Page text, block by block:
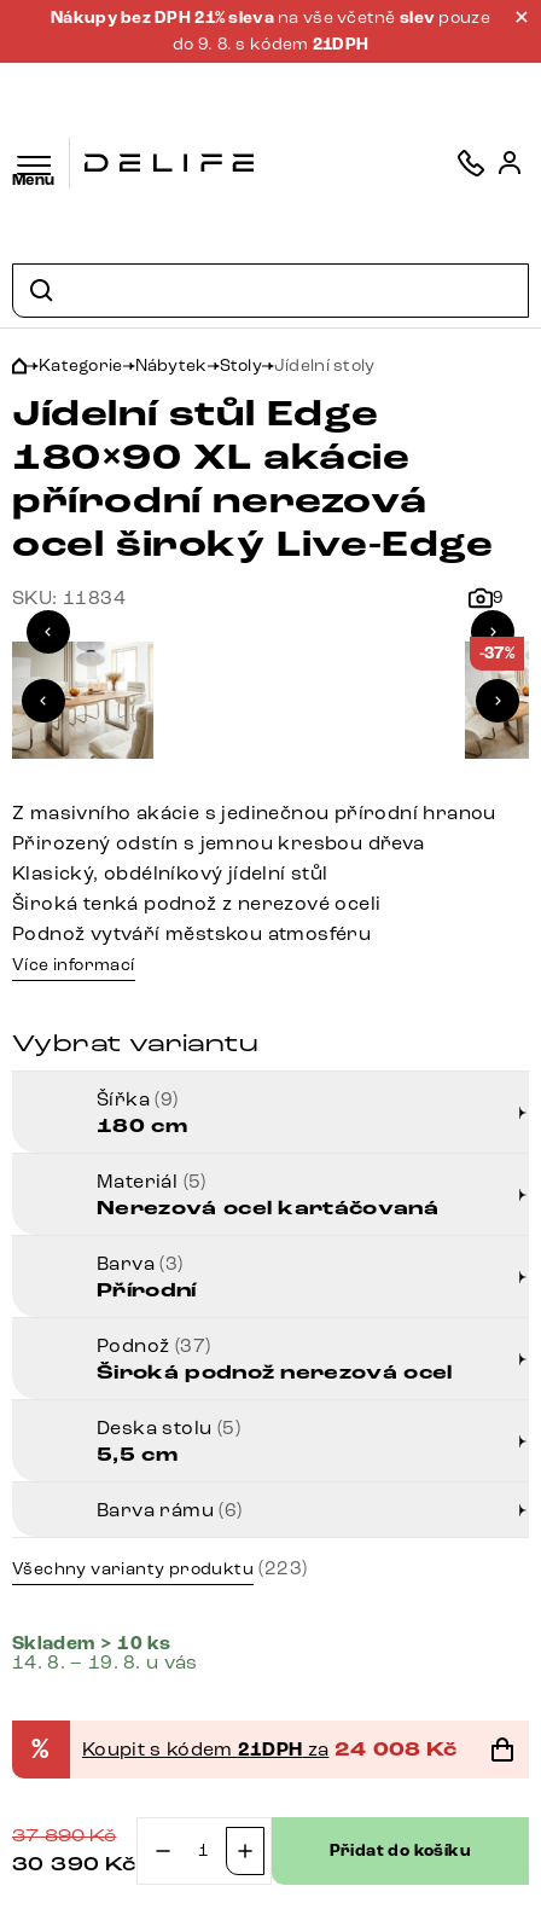
Nákupy bez DPH 21% sleva na vše včetněslev pouze
do 9. 8. s kódem 21DPH
Menu
Kategorie Nábytek Stoly Jídelní stoly
Jídelní stůl Edge
180×90 XL akácie
přírodní nerezová
ocel široký Live-Edge
SKU: 11834 9
-37%
Z masivního akácie s jedinečnou přírodní hranou
Přirozený odstín s jemnou kresbou dřeva
Klasický, obdélníkový jídelní stůl
Široká tenká podnož z nerezové oceli
Podnož vytváří městskou atmosféru
Více informací
Vybrat variantu
Šířka(9)
180 cm
Materiál (5)
Nerezová ocel kartáčovaná
Barva(3)
Přírodní
Podnož (37)
Široká podnož nerezová ocel
Deska stolu (5)
5,5 cm
Barva rámu(6)
Všechny varianty produktu (223)
Skladem > 10 ks
14. 8. – 19. 8. u vás
% Koupit s kódem 21DPH za 24 008 Kč
37 890Kč
30 390 Kč
Přidat do košíku